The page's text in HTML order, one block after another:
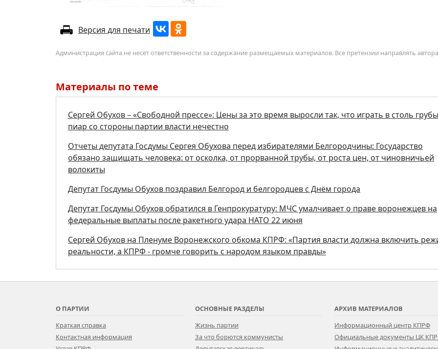
Версия для печати
Администрация сайта не несёт ответственности за содержание размещаемых материалов. Все претензии направлять
Материалы по теме
Сергей Обухов – «Свободной прессе»: Цены за это время выросли так, что играть в столь
пиар со стороны партии власти нечестно
Отчеты депутата Госдумы Сергея Обухова перед избирателями Белгородчины: Государство
обязано защищать человека: от осколка, от прорванной трубы, от роста цен, от чиновничьей
волокиты
Депутат Госдумы Обухов поздравил Белгород и белгородцев с Днём города
Депутат Госдумы Обухов обратился в Генпрокуратуру: МЧС умалчивает о праве воронежцев на
федеральные выплаты после ракетного удара НАТО 22 июня
Сергей Обухов на Пленуме Воронежского обкома КПРФ: «Партия власти должна включить
реальности, а КПРФ - громче говорить с народом языком правды»
О ПАРТИИ
Краткая справка
Контактная информация
ОСНОВНЫЕ РАЗДЕЛЫ
Жизнь партии
За что борются коммунисты
АРХИВ МАТЕРИАЛОВ
Информационный центр КПРФ
Официальные документы ЦК